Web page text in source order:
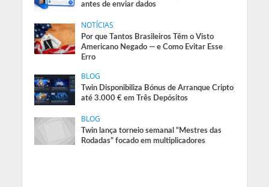
antes de enviar dados
NOTÍCIAS
Por que Tantos Brasileiros Têm o Visto
Americano Negado — e Como Evitar Esse
Erro
BLOG
Twin Disponibiliza Bónus de Arranque Cripto
até 3.000 € em Três Depósitos
BLOG
Twin lança torneio semanal “Mestres das
Rodadas” focado em multiplicadores